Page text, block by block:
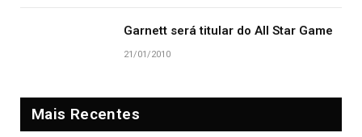
Garnett será titular do All Star Game
21/01/2010
Mais Recentes